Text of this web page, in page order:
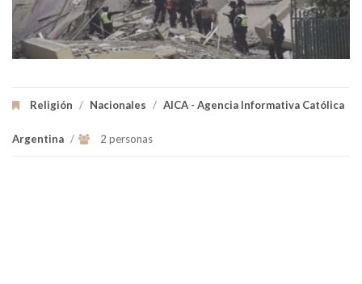
Religión / Nacionales / AICA - Agencia Informativa Católica
Argentina / 2 personas